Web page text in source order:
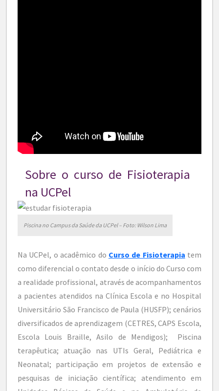
Sobre o curso de Fisioterapia
na UCPel
Piscina no Campus da Saúde da UCPel – Foto: Wilson Lima
Na UCPel, o acadêmico do Curso de Fisioterapia tem
como diferencial o contato desde o início do Curso com
a realidade profissional, através de acompanhamentos
a pacientes atendidos na Clínica Escola e no Hospital
Universitário São Francisco de Paula (HUSFP); cenários
diversificados de aprendizagem (CETRES, CAPS Escola,
Escola Louis Braille, Asilo de Mendigos); Piscina
terapêutica; atuação nas UTIs Geral, Pediátrica e
Neonatal; participação em projetos de extensão e
pesquisas de iniciação científica; atendimento em